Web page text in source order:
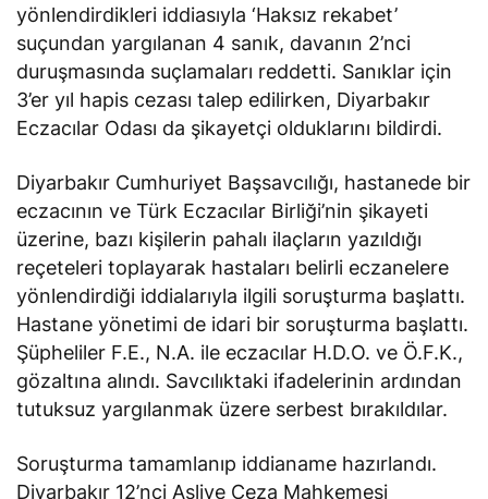
yönlendirdikleri iddiasıyla ‘Haksız rekabet’
suçundan yargılanan 4 sanık, davanın 2’nci
duruşmasında suçlamaları reddetti. Sanıklar için
3’er yıl hapis cezası talep edilirken, Diyarbakır
Eczacılar Odası da şikayetçi olduklarını bildirdi.
Diyarbakır Cumhuriyet Başsavcılığı, hastanede bir
eczacının ve Türk Eczacılar Birliği’nin şikayeti
üzerine, bazı kişilerin pahalı ilaçların yazıldığı
reçeteleri toplayarak hastaları belirli eczanelere
yönlendirdiği iddialarıyla ilgili soruşturma başlattı.
Hastane yönetimi de idari bir soruşturma başlattı.
Şüpheliler F.E., N.A. ile eczacılar H.D.O. ve Ö.F.K.,
gözaltına alındı. Savcılıktaki ifadelerinin ardından
tutuksuz yargılanmak üzere serbest bırakıldılar.
Soruşturma tamamlanıp iddianame hazırlandı.
Diyarbakır 12’nci Asliye Ceza Mahkemesi